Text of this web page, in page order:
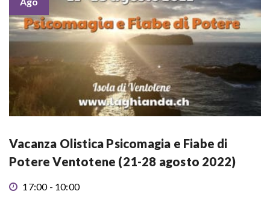
Vacanza Olistica Psicomagia e Fiabe di
Potere Ventotene (21-28 agosto 2022)
17:00 - 10:00